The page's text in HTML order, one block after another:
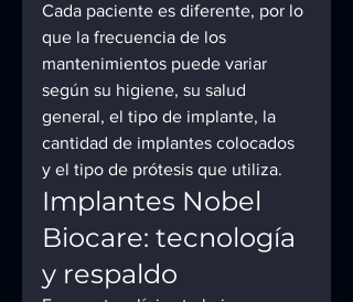
Cada paciente es diferente, por lo
que la frecuencia de los
mantenimientos puede variar
según su higiene, su salud
general, el tipo de implante, la
cantidad de implantes colocados
y el tipo de prótesis que utiliza.
Implantes Nobel
Biocare: tecnología
y respaldo